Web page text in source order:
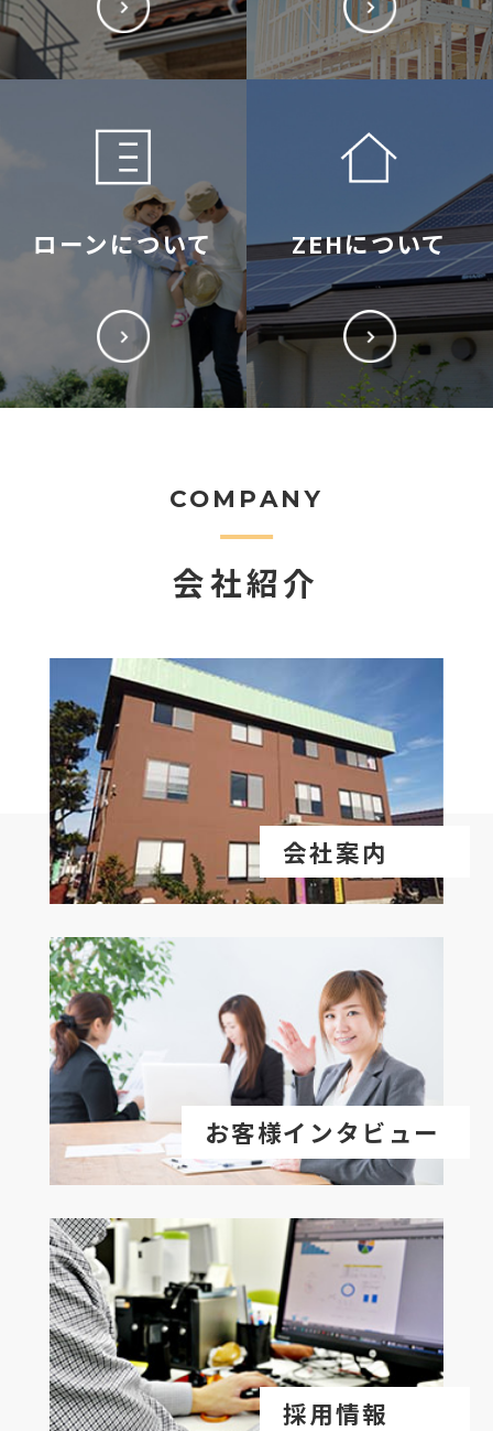
ローンについて ZEHについて
COMPANY
会社紹介
会社案内
お客様インタビュー
採用情報